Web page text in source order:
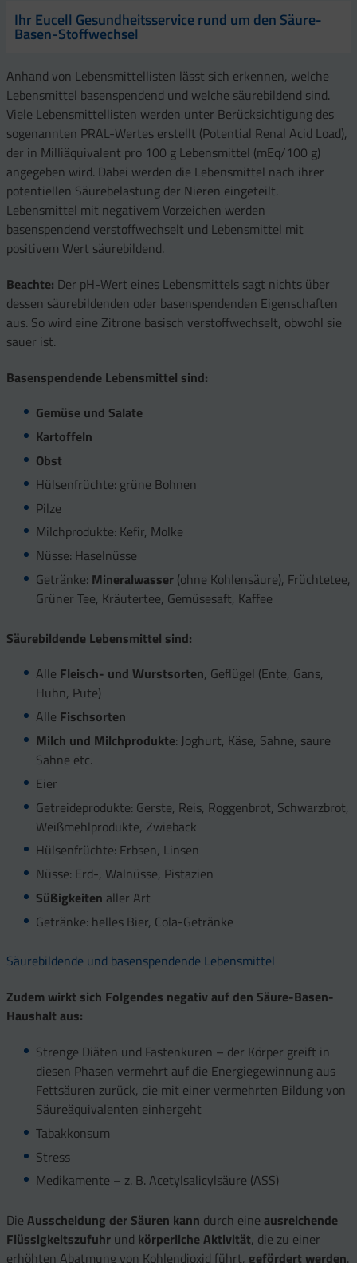
Ihr Eucell Gesundheitsservice rund um den Säure-
Basen-Stoffwechsel
Anhand von Lebensmittellisten lässt sich erkennen, welche
Lebensmittel basenspendend und welche säurebildend sind.
Viele Lebensmittellisten werden unter Berücksichtigung des
sogenannten PRAL-Wertes erstellt (Potential Renal Acid Load),
der in Milliäquivalent pro 100 g Lebensmittel (mEq/100 g)
angegeben wird. Dabei werden die Lebensmittel nach ihrer
potentiellen Säurebelastung der Nieren eingeteilt.
Lebensmittel mit negativem Vorzeichen werden
basenspendend verstoffwechselt und Lebensmittel mit
positivem Wert säurebildend.
Beachte: Der pH-Wert eines Lebensmittels sagt nichts über
dessen säurebildenden oder basenspendenden Eigenschaften
aus. So wird eine Zitrone basisch verstoffwechselt, obwohl sie
sauer ist.
Basenspendende Lebensmittel sind:
Gemüse und Salate
Kartoffeln
Obst
Hülsenfrüchte: grüne Bohnen
Pilze
Milchprodukte: Kefir, Molke
Nüsse: Haselnüsse
Getränke: Mineralwasser(ohne Kohlensäure), Früchtetee,
Grüner Tee, Kräutertee, Gemüsesaft, Kaffee
Säurebildende Lebensmittel sind:
Alle Fleisch- und Wurstsorten, Geflügel (Ente, Gans,
Huhn, Pute)
Alle Fischsorten
Milch und Milchprodukte: Joghurt, Käse, Sahne, saure
Sahne etc.
Eier
Getreideprodukte: Gerste, Reis, Roggenbrot, Schwarzbrot,
Weißmehlprodukte, Zwieback
Hülsenfrüchte: Erbsen, Linsen
Nüsse: Erd-, Walnüsse, Pistazien
Süßigkeiten aller Art
Getränke: helles Bier, Cola-Getränke
Säurebildende und basenspendende Lebensmittel
Zudem wirkt sich Folgendes negativ auf den Säure-Basen-
Haushalt aus:
Strenge Diäten und Fastenkuren – der Körper greift in
diesen Phasen vermehrt auf die Energiegewinnung aus
Fettsäuren zurück, die mit einer vermehrten Bildung von
Säureäquivalenten einhergeht
Tabakkonsum
Stress
Medikamente – z. B. Acetylsalicylsäure (ASS)
Die Ausscheidung der Säuren kann durch eine ausreichende
Flüssigkeitszufuhr und körperliche Aktivität, die zu einer
erhöhten Abatmung von Kohlendioxid führt, gefördert werden.